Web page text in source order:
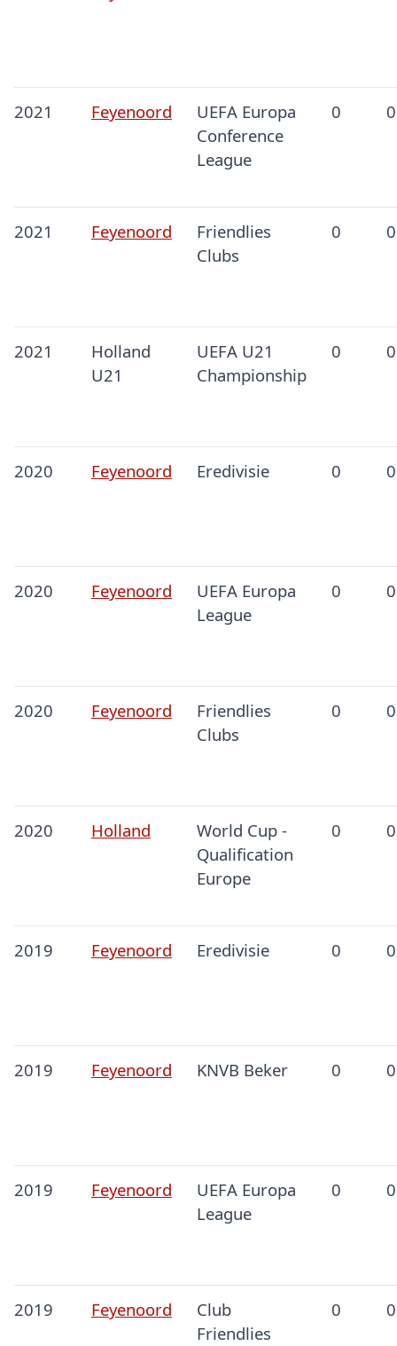
2021 Feyenoord
UEFA Europa
Conference
League
0 0
2021 Feyenoord
Friendlies
Clubs
0 0
2021
Holland
U21
UEFA U21
Championship
0 0
2020 Feyenoord Eredivisie 0 0
2020 Feyenoord
UEFA Europa
League
0 0
2020 Feyenoord
Friendlies
Clubs
0 0
2020 Holland
World Cup -
Qualification
Europe
0 0
2019 Feyenoord Eredivisie 0 0
2019 Feyenoord KNVB Beker 0 0
2019 Feyenoord
UEFA Europa
League
0 0
2019 Feyenoord
Club
Friendlies
0 0